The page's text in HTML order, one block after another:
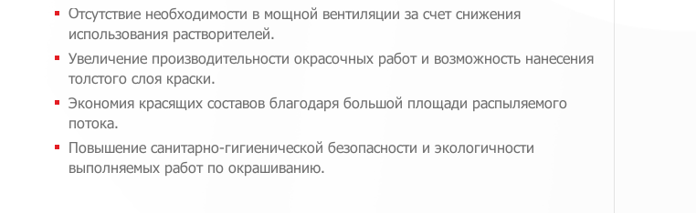
Отсутствие необходимости в мощной вентиляции за счет снижения
использования растворителей.
Увеличение производительности окрасочных работ и возможность нанесения
толстого слоя краски.
Экономия красящих составов благодаря большой площади распыляемого
потока.
Повышение санитарно-гигиенической безопасности и экологичности
выполняемых работ по окрашиванию.